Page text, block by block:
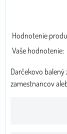
Hodnotenie
Vaše hodnotenie:
Darčekovo balený
zamestnancov